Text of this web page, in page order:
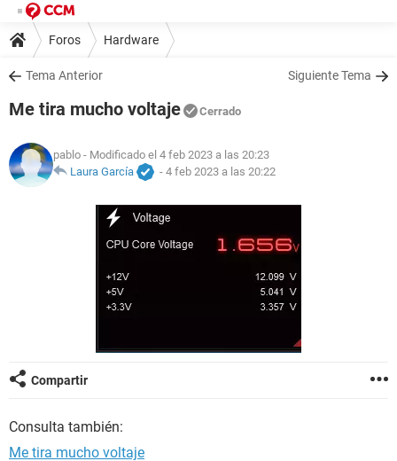
Foros Hardware
Tema Anterior Siguiente Tema
Me tira mucho voltaje Cerrado
pablo - Modificado el 4 feb 2023 a las 20:23
Laura García
- 4 feb 2023 a las 20:22
Compartir
Consulta también:
Me tira mucho voltaje